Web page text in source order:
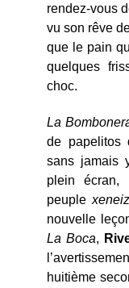
rendez-vous
vu son rêve
que le pain
quelques
choc.
La
de papelitos
sans jamais
plein écran,
peuple
nouvelle
La Boca,
huitième